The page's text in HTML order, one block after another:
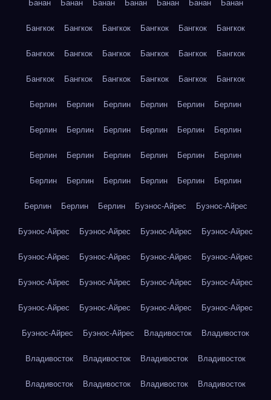
Банан Банан Банан Банан Банан Банан Банан
Бангкок Бангкок Бангкок Бангкок Бангкок Бангкок
Бангкок Бангкок Бангкок Бангкок Бангкок Бангкок
Бангкок Бангкок Бангкок Бангкок Бангкок Бангкок
Берлин Берлин Берлин Берлин Берлин Берлин
Берлин Берлин Берлин Берлин Берлин Берлин
Берлин Берлин Берлин Берлин Берлин Берлин
Берлин Берлин Берлин Берлин Берлин Берлин
Берлин Берлин Берлин Буэнос-Айрес Буэнос-Айрес
Буэнос-Айрес Буэнос-Айрес Буэнос-Айрес Буэнос-Айрес
Буэнос-Айрес Буэнос-Айрес Буэнос-Айрес Буэнос-Айрес
Буэнос-Айрес Буэнос-Айрес Буэнос-Айрес Буэнос-Айрес
Буэнос-Айрес Буэнос-Айрес Буэнос-Айрес Буэнос-Айрес
Буэнос-Айрес Буэнос-Айрес Владивосток Владивосток
Владивосток Владивосток Владивосток Владивосток
Владивосток Владивосток Владивосток Владивосток